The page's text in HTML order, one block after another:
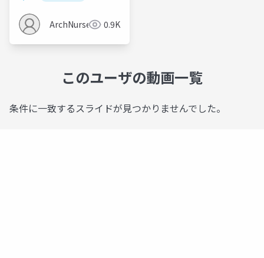
ArchNurse 0.9K
このユーザの動画一覧
条件に一致するスライドが見つかりませんでした。